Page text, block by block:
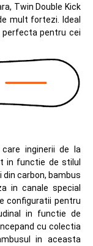
Twin Double Kick
mult fortezi. Ideal
perfecta pentru cei
inginerii de la
in functie de stilul
carbon, bambus
in canale special
configuratii pentru
in functie de
cu colectia
in aceasta